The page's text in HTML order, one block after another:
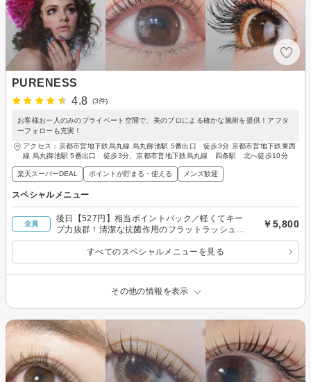
PURENESS
4.8
(3件)
お客様お一人のみのプライベート空間で、美のプロによる確かな施術を提供！アフタ
ーフォローも充実！
アクセス：京都市営地下鉄烏丸線 烏丸御池駅 5番出口 徒歩3分 京都市営地下鉄東西
線 烏丸御池駅 5番出口 徒歩3分、京都市営地下鉄烏丸線 四条駅 北へ徒歩10分
楽天スーパーDEAL ポイントが貯まる・使える メンズ歓迎
スペシャルメニュー
全員
後日【527円】相当ポイントバック／軽くてキー
プ力抜群！清潔な抗菌作用のフラットラッシュ
（除去無料）楽天掲載記念120本￥5,800
￥5,800
すべてのスペシャルメニューを見る
その他の情報を表示